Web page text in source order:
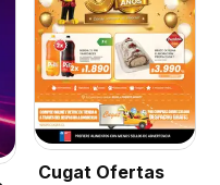
Cugat Ofertas